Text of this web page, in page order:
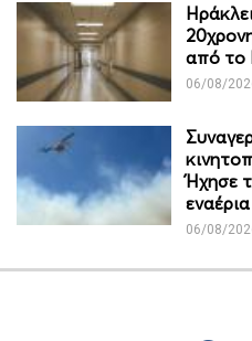
από το
06/08/
Ήχησε
06/08/